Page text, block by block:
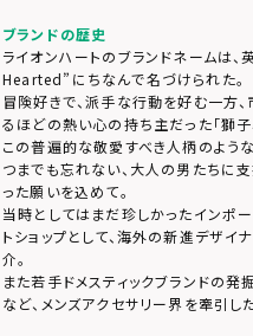
ブランドの歴史
ライオンハートのブランドネームは
Hearted”にちなんで名づけられた。
冒険好きで、派手な行動を好む一方
るほどの熱い心の持ち主だった「獅子
この普遍的な敬愛すべき人柄のよう
つまでも忘れない、大人の男たちに
った願いを込めて。
当時としてはまだ珍しかったインポ
トショップとして、海外の新進デザ
介。
また若手ドメスティックブランドの発
など、メンズアクセサリー界を牽引した